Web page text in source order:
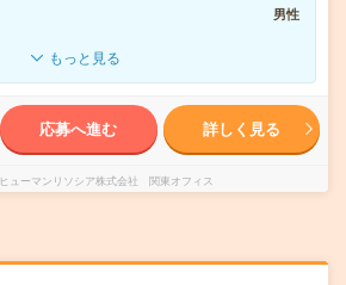
男性
もっと見る
応募へ進む 詳しく見る
ヒューマンリソシア株式会社 関東オフィス